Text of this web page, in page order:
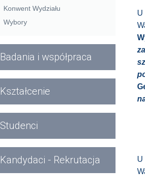
Konwent Wydziału
Wybory
Badania i współpraca
Kształcenie
Studenci
Kandydaci - Rekrutacja
U
U